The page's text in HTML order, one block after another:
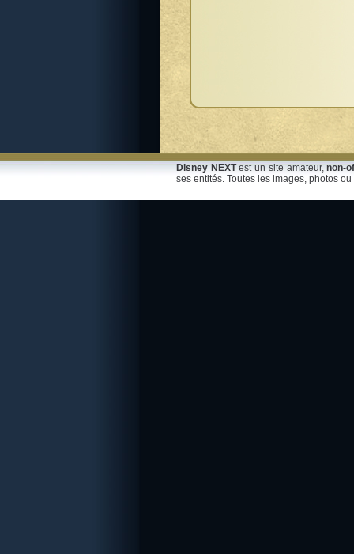
Disney NEXTest un site amateur,non-
ses entités. Toutes les images, photos